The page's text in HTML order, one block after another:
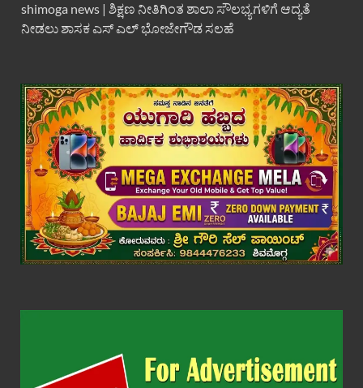
shimoga news | ಶಿಕ್ಷಣ ನೀತಿಗಿಂತ ಶಾಲಾ ಸೌಲಭ್ಯಗಳಿಗೆ ಆದ್ಯತೆ
ನೀಡಲು ಶಾಸಕ ಎಸ್ ಎಲ್ ಭೋಜೇಗೌಡ ಸಲಹೆ